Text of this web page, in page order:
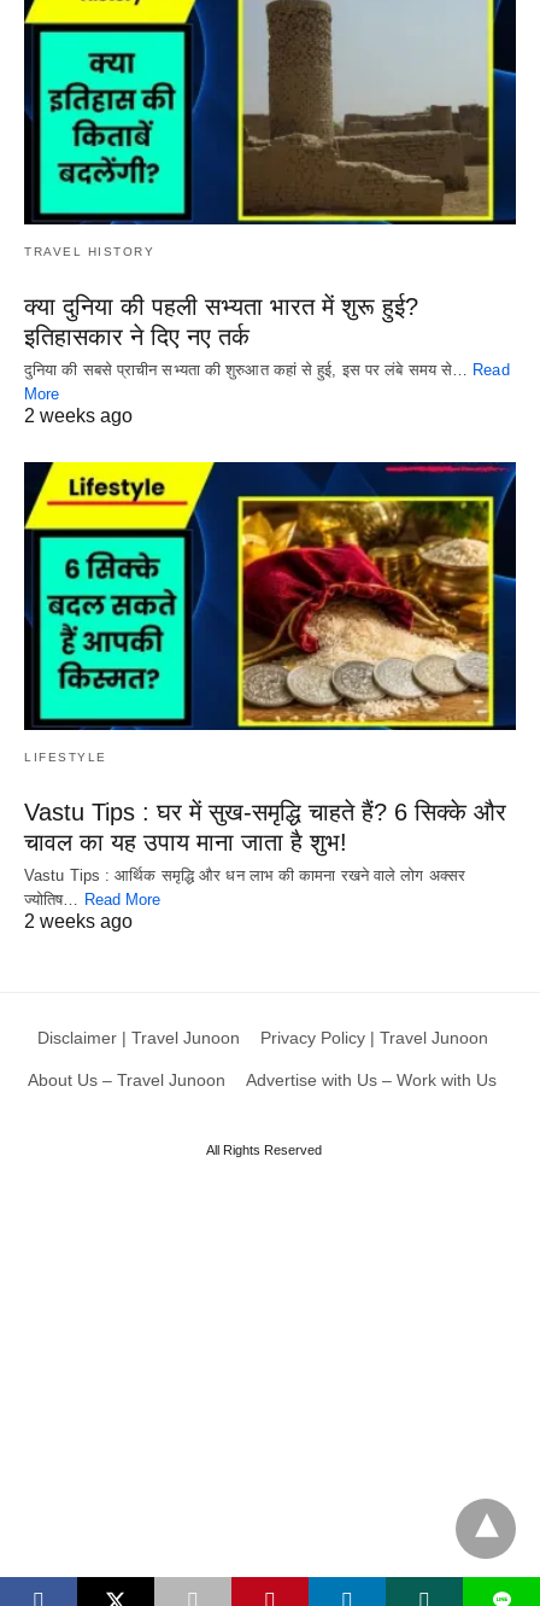
TRAVEL HISTORY
क्या दुनिया की पहली सभ्यता भारत में शुरू हुई?
इतिहासकार ने दिए नए तर्क
दुनिया की सबसे प्राचीन सभ्यता की शुरुआत कहां से हुई, इस पर लंबे समय से… Read
More
2 weeks ago
LIFESTYLE
Vastu Tips : घर में सुख-समृद्धि चाहते हैं? 6 सिक्के और
चावल का यह उपाय माना जाता है शुभ!
Vastu Tips : आर्थिक समृद्धि और धन लाभ की कामना रखने वाले लोग अक्सर
ज्योतिष… Read More
2 weeks ago
Disclaimer | Travel Junoon Privacy Policy | Travel Junoon
About Us – Travel Junoon Advertise with Us – Work with Us
All Rights Reserved
L